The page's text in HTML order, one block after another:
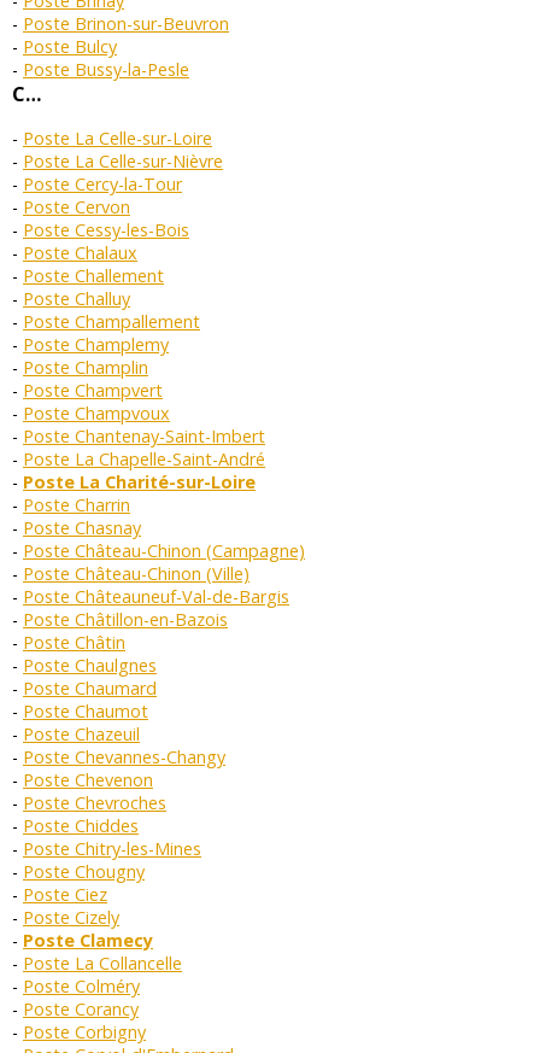
Poste Brinon-sur-Beuvron
Poste Bulcy
Poste Bussy-la-Pesle
C…
Poste La Celle-sur-Loire
Poste La Celle-sur-Nièvre
Poste Cercy-la-Tour
Poste Cervon
Poste Cessy-les-Bois
Poste Chalaux
Poste Challement
Poste Challuy
Poste Champallement
Poste Champlemy
Poste Champlin
Poste Champvert
Poste Champvoux
Poste Chantenay-Saint-Imbert
Poste La Chapelle-Saint-André
Poste La Charité-sur-Loire
Poste Charrin
Poste Chasnay
Poste Château-Chinon (Campagne)
Poste Château-Chinon (Ville)
Poste Châteauneuf-Val-de-Bargis
Poste Châtillon-en-Bazois
Poste Châtin
Poste Chaulgnes
Poste Chaumard
Poste Chaumot
Poste Chazeuil
Poste Chevannes-Changy
Poste Chevenon
Poste Chevroches
Poste Chiddes
Poste Chitry-les-Mines
Poste Chougny
Poste Ciez
Poste Cizely
Poste Clamecy
Poste La Collancelle
Poste Colméry
Poste Corancy
Poste Corbigny